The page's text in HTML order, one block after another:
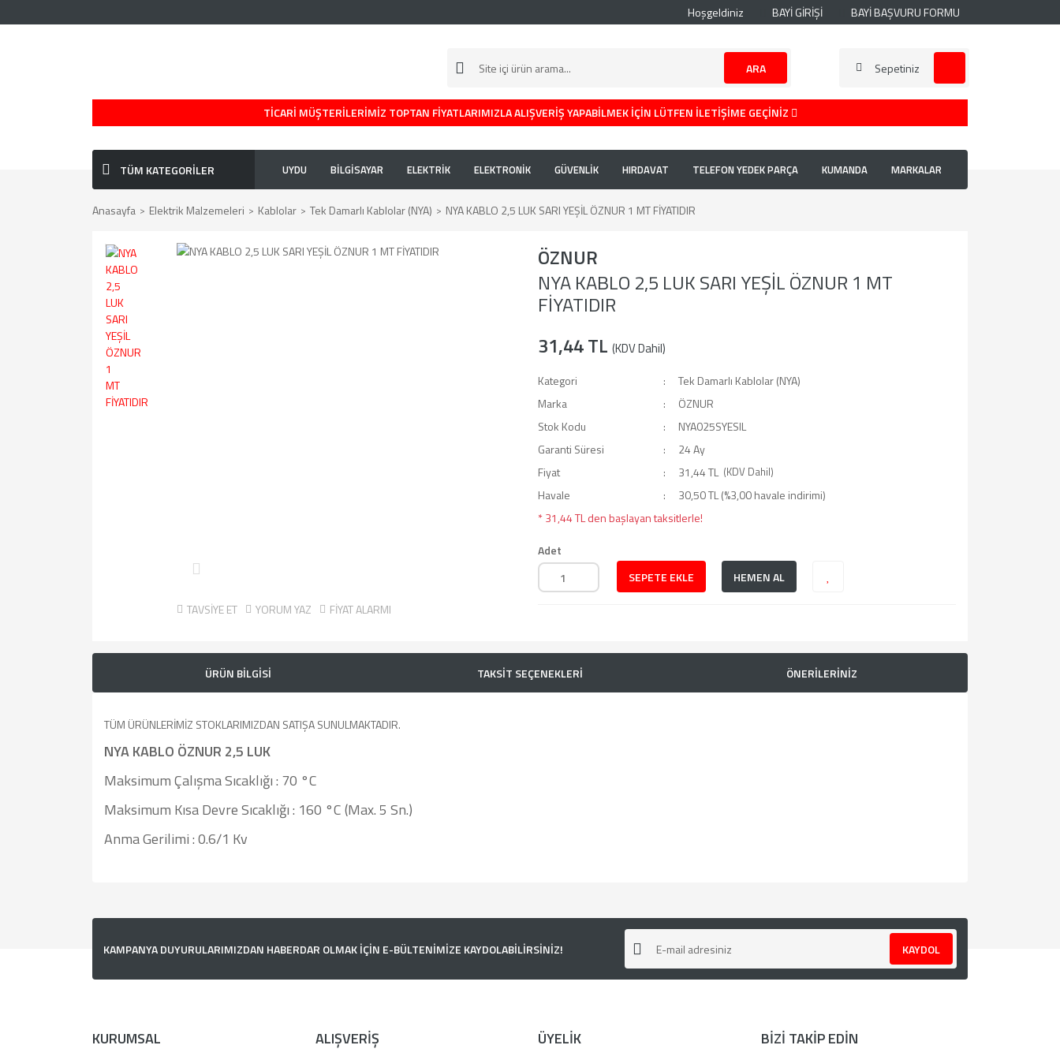
Hoşgeldiniz BAYİ GİRİŞİ BAYİ BAŞVURU FORMU
ARA Sepetiniz
TİCARİ MÜŞTERİLERİMİZ TOPTAN FİYATLARIMIZLA ALIŞVERİŞ YAPABİLMEK İÇİN LÜTFEN İLETİŞİME GEÇİNİZ
TÜM KATEGORİLER UYDU BİLGİSAYAR ELEKTRİK ELEKTRONİK GÜVENLİK HIRDAVAT TELEFON YEDEK PARÇA KUMANDA MARKALAR
Anasayfa Elektrik Malzemeleri Kablolar Tek Damarlı Kablolar (NYA) NYA KABLO 2,5 LUK SARI YEŞİL ÖZNUR 1 MT FİYATIDIR
TAVSİYE ET YORUM YAZ FİYAT ALARMI
ÖZNUR
NYA KABLO 2,5 LUK SARI YEŞİL ÖZNUR 1 MT
FİYATIDIR
31,44 TL (KDV Dahil)
Kategori
Tek Damarlı Kablolar (NYA)
Marka
ÖZNUR
Stok Kodu
NYA025SYESIL
Garanti Süresi
24 Ay
Fiyat
31,44 TL (KDV Dahil)
Havale
30,50 TL (%3,00 havale indirimi)
* 31,44 TL den başlayan taksitlerle!
Adet
SEPETE EKLE
HEMEN AL
ÜRÜN BİLGİSİ TAKSİT SEÇENEKLERİ ÖNERİLERİNİZ
TÜM ÜRÜNLERİMİZ STOKLARIMIZDAN SATIŞA SUNULMAKTADIR.
NYA KABLO ÖZNUR 2,5 LUK
Maksimum Çalışma Sıcaklığı : 70 °C
Maksimum Kısa Devre Sıcaklığı : 160 °C (Max. 5 Sn.)
Anma Gerilimi : 0.6/1 Kv
Ürün resmi kalitesiz, bozuk veya görüntülenemiyor.
Bu ürüne benzer farklı alternatifler olmalı.
KAMPANYA DUYURULARIMIZDAN HABERDAR OLMAK İÇİN E-BÜLTENİMİZE KAYDOLABİLİRSİNİZ! KAYDOL
KURUMSAL ALIŞVERİŞ ÜYELİK BİZİ TAKİP EDİN